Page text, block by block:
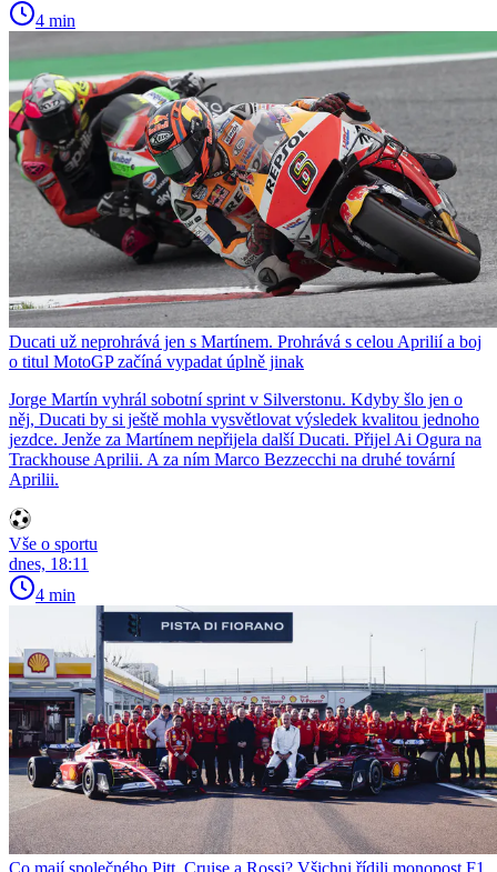
4 min
Ducati už neprohrává jen s Martínem. Prohrává s celou Aprilií a boj
o titul MotoGP začíná vypadat úplně jinak
Jorge Martín vyhrál sobotní sprint v Silverstonu. Kdyby šlo jen o
něj, Ducati by si ještě mohla vysvětlovat výsledek kvalitou jednoho
jezdce. Jenže za Martínem nepřijela další Ducati. Přijel Ai Ogura na
Trackhouse Aprilii. A za ním Marco Bezzecchi na druhé tovární
Aprilii.
Vše o sportu
dnes, 18:11
4 min
Co mají společného Pitt, Cruise a Rossi? Všichni řídili monopost F1